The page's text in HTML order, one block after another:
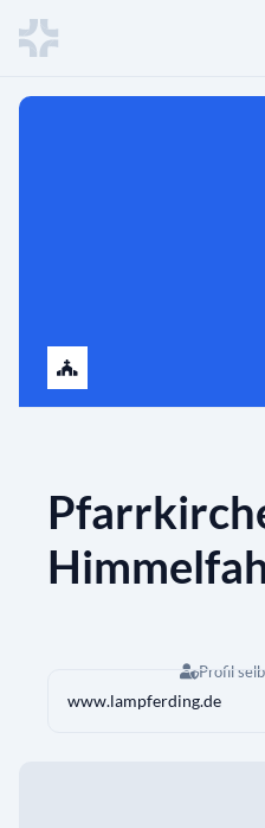
Profil
www.lampferding.de